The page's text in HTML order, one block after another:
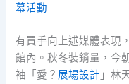
幕活動
有買手向上述媒體表現
館內。秋冬裝銷量，今
袖「愛？ 展場設計 」林